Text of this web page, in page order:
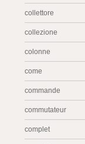
collettore
collezione
colonne
come
commande
commutateur
complet